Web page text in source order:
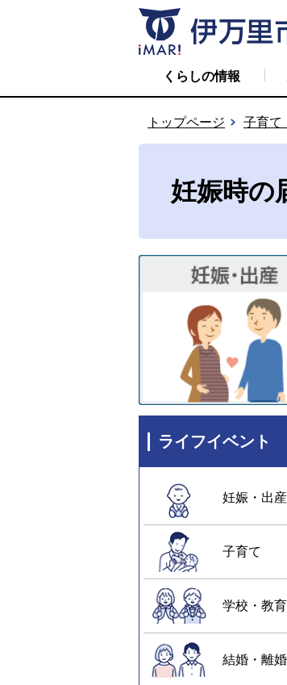
くらしの情報
トップページ 子育て
妊娠時の
ライフイベント
妊娠・出産
子育て
学校・教育
結婚・離婚